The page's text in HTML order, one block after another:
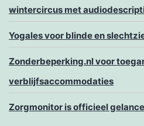
wintercircus met
Yogales voor blinde en
Zonderbeperking.nl voor
verblijfsaccommodaties
Zorgmonitor is officieel